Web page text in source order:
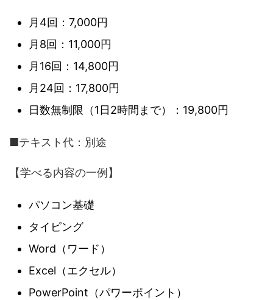
月4回：7,000円
月8回：11,000円
月16回：14,800円
月24回：17,800円
日数無制限（1日2時間まで）：19,800円
■テキスト代：別途
【学べる内容の一例】
パソコン基礎
タイピング
Word（ワード）
Excel（エクセル）
PowerPoint（パワーポイント）